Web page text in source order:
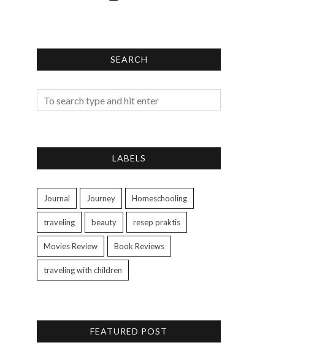
SEARCH
LABELS
Journal Journey Homeschooling
traveling beauty resep praktis
Movies Review Book Reviews
traveling with children
FEATURED POST